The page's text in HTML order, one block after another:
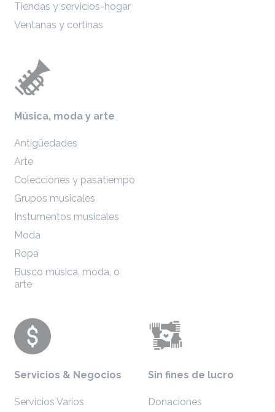
Tiendas y servicios-hogar
Ventanas y cortinas
Música, moda y arte
Antigüedades
Arte
Colecciones y pasatiempo
Grupos musicales
Instumentos musicales
Moda
Ropa
Busco música, moda, o
arte
Servicios & Negocios
Servicios Varios
Sin fines de lucro
Donaciones